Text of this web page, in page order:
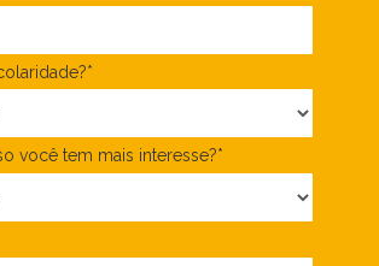
você tem mais interesse?*